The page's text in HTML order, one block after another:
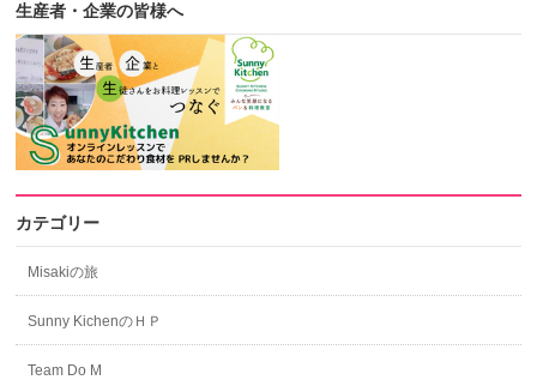
生産者・企業の皆様へ
カテゴリー
Misakiの旅
Sunny KichenのＨＰ
Team Do M